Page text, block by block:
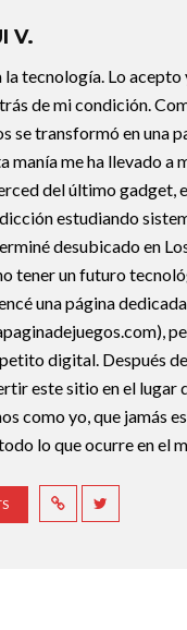
V.
la tecnología. Lo
de mi condición.
se transformó en una
manía me ha llevado a
del último gadget,
estudiando
desubicado en
tener un futuro
una página
digital. Después
este sitio en el lugar
como yo, que jamás
lo que ocurre en el